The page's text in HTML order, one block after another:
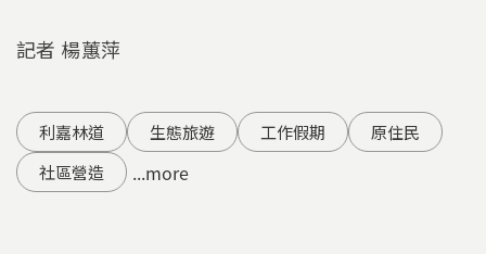
記者 楊蕙萍
利嘉林道 生態旅遊 工作假期
原住民
社區營造
...more